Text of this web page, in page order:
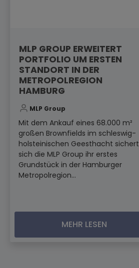
MLP GROUP ERWEITERT
PORTFOLIO UM ERSTEN
STANDORT IN DER
METROPOLREGION
HAMBURG
MLP Group
Mit dem Ankauf eines 68.000 m²
großen Brownfields im schleswig-
holsteinischen Geesthacht sichert
sich die MLP Group ihr erstes
Grundstück in der Hamburger
Metropolregion...
MEHR LESEN